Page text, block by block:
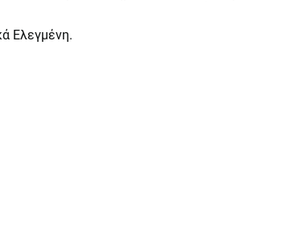
Ελεγμένη.